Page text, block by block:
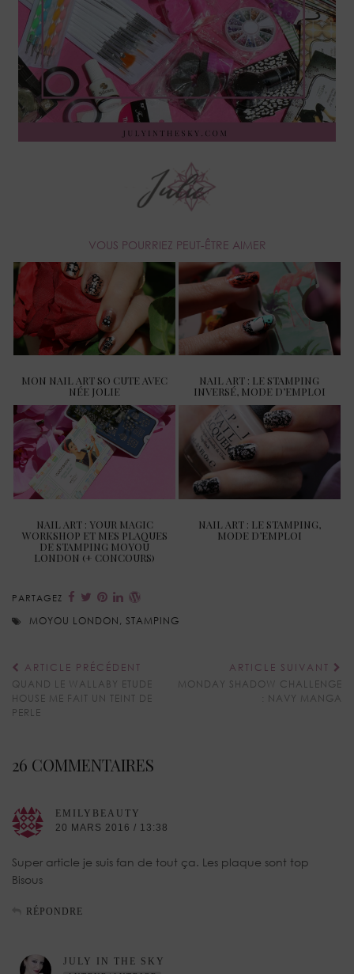
VOUS POURRIEZ PEUT-ÊTRE AIMER
MON NAIL ART SO CUTE AVEC
NÉE JOLIE
NAIL ART : LE STAMPING
INVERSÉ, MODE D’EMPLOI
NAIL ART : YOUR MAGIC
WORKSHOP ET MES PLAQUES
DE STAMPING MOYOU
LONDON (+ CONCOURS)
NAIL ART : LE STAMPING,
MODE D’EMPLOI
PARTAGEZ
MOYOU LONDON , STAMPING
ARTICLE PRÉCÉDENT
QUAND LE WALLABY ETUDE
HOUSE ME FAIT UN TEINT DE
PERLE
ARTICLE SUIVANT
MONDAY SHADOW CHALLENGE
: NAVY MANGA
26 COMMENTAIRES
EMILYBEAUTY
20 MARS 2016 / 13:38
Super article je suis fan de tout ça. Les plaque sont top
Bisous
RÉPONDRE
JULY IN THE SKY